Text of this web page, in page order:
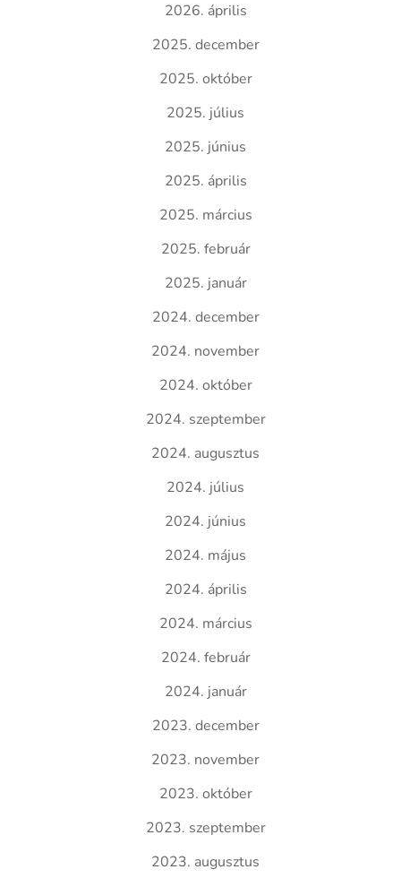
2026. április
2025. december
2025. október
2025. július
2025. június
2025. április
2025. március
2025. február
2025. január
2024. december
2024. november
2024. október
2024. szeptember
2024. augusztus
2024. július
2024. június
2024. május
2024. április
2024. március
2024. február
2024. január
2023. december
2023. november
2023. október
2023. szeptember
2023. augusztus